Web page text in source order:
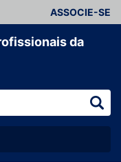
ASSOCIE-SE
da